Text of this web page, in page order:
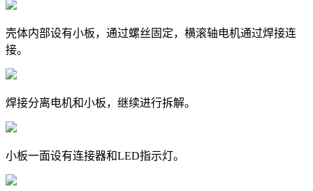
壳体内部设有小板，通过螺丝固定，横滚轴电机通过焊接连
接。
焊接分离电机和小板，继续进行拆解。
小板一面设有连接器和LED指示灯。